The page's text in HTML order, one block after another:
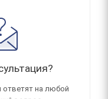
на любой